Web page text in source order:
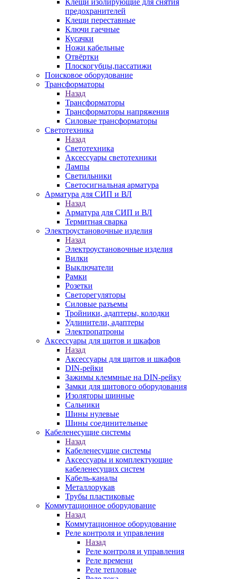
Клещи изолирующие для снятия
предохранителей
Клещи переставные
Ключи гаечные
Кусачки
Ножи кабельные
Отвёртки
Плоскогубцы,пассатижи
Поисковое оборудование
Трансформаторы
Назад
Трансформаторы
Трансформаторы напряжения
Силовые трансформаторы
Светотехника
Назад
Светотехника
Аксессуары светотехники
Лампы
Светильники
Светосигнальная арматура
Арматура для СИП и ВЛ
Назад
Арматура для СИП и ВЛ
Термитная сварка
Электроустановочные изделия
Назад
Электроустановочные изделия
Вилки
Выключатели
Рамки
Розетки
Светорегуляторы
Силовые разъемы
Тройники, адаптеры, колодки
Удлинители, адаптеры
Электропатроны
Аксессуары для щитов и шкафов
Назад
Аксессуары для щитов и шкафов
DIN-рейки
Зажимы клеммные на DIN-рейку
Замки для щитового оборудования
Изоляторы шинные
Сальники
Шины нулевые
Шины соединительные
Кабеленесущие системы
Назад
Кабеленесущие системы
Аксессуары и комплектующие
кабеленесущих систем
Кабель-каналы
Металлорукав
Трубы пластиковые
Коммутационное оборудование
Назад
Коммутационное оборудование
Реле контроля и управления
Назад
Реле контроля и управления
Реле времени
Реле тепловые